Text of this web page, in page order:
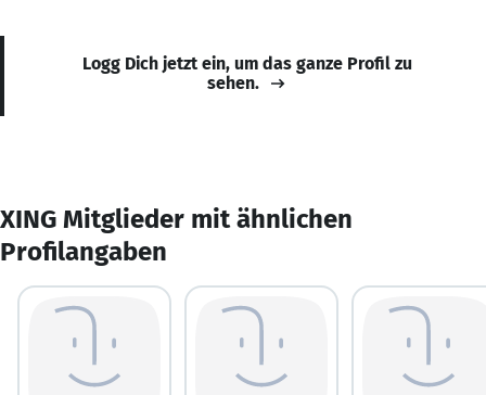
Logg Dich jetzt ein, um das ganze Profil zu
sehen.
XING Mitglieder mit ähnlichen
Profilangaben